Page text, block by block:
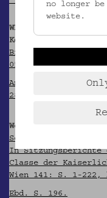
WEITERFÜHRENDE
Korrespondenz im
Brief von Antonio Ive
05.10.1898
Ansichtskarte von
28.03.1902
Werke im Hugo-
Schuchardt, Hugo.
In Sitzungsberichte
Classe der
Wien 141: S. 1-
Ebd. S. 196.
no longer
website.